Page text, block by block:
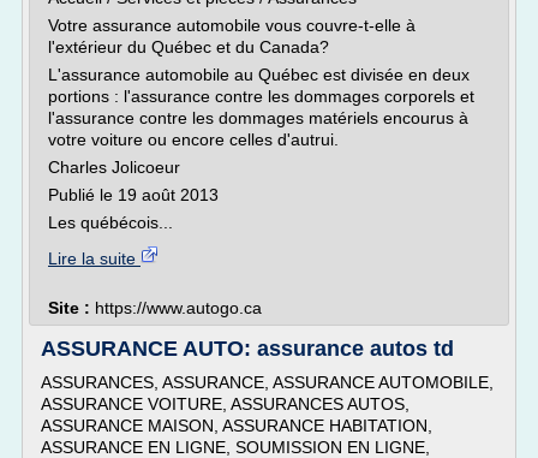
Votre assurance automobile vous couvre-t-elle à
l'extérieur du Québec et du Canada?
L'assurance automobile au Québec est divisée en deux
portions : l'assurance contre les dommages corporels et
l'assurance contre les dommages matériels encourus à
votre voiture ou encore celles d'autrui.
Charles Jolicoeur
Publié le 19 août 2013
Les québécois...
Lire la suite
Site : https://www.autogo.ca
ASSURANCE AUTO: assurance autos td
ASSURANCES, ASSURANCE, ASSURANCE AUTOMOBILE,
ASSURANCE VOITURE, ASSURANCES AUTOS,
ASSURANCE MAISON, ASSURANCE HABITATION,
ASSURANCE EN LIGNE, SOUMISSION EN LIGNE,